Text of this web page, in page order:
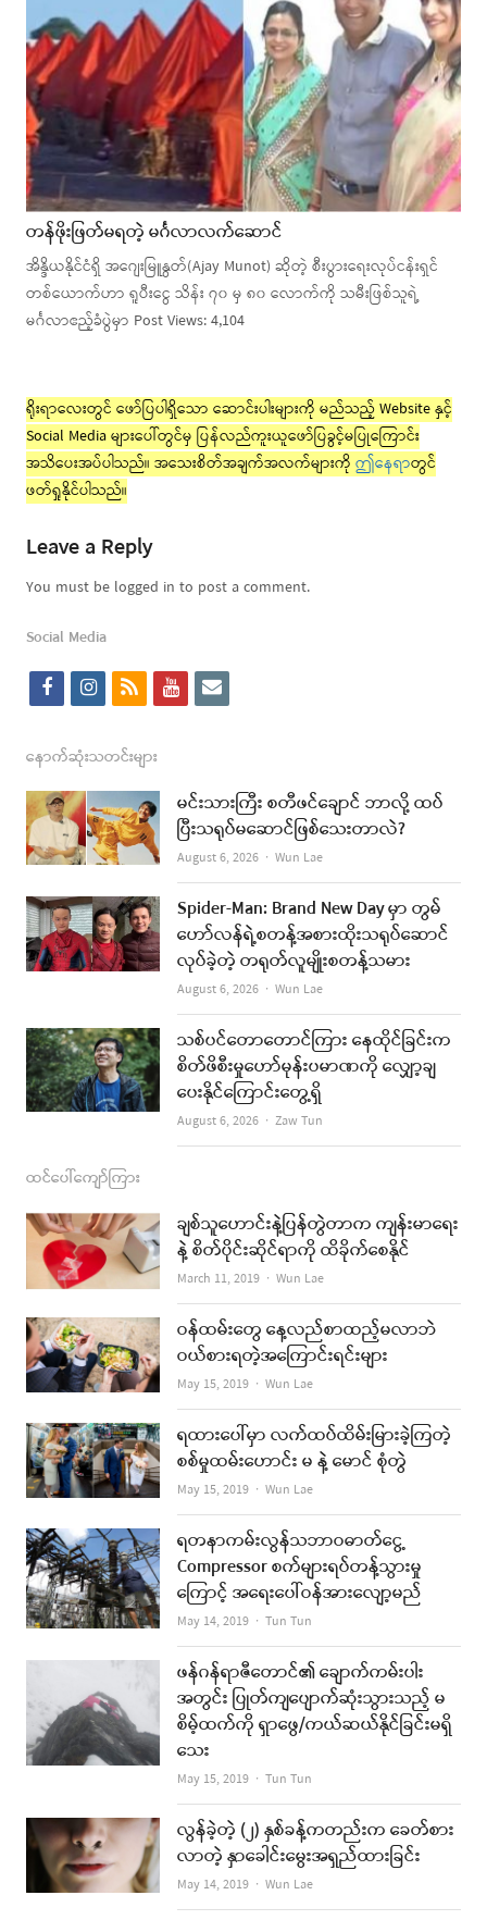
တန်ဖိုးဖြတ်မရတဲ့ မင်္ဂလာလက်ဆောင်
အိန္ဒိယနိုင်ငံရှိ အဂျေးမြူနွတ်(Ajay Munot) ဆိုတဲ့ စီးပွားရေးလုပ်ငန်းရှင်
တစ်ယောက်ဟာ ရူပီးငွေ သိန်း ၇၀ မှ ၈၀ လောက်ကို သမီးဖြစ်သူရဲ့
မင်္ဂလာဧည့်ခံပွဲမှာ Post Views: 4,104
ရိုးရာလေးတွင် ဖော်ပြပါရှိသော ဆောင်းပါးများကို မည်သည့် Website နှင့်
Social Media များပေါ်တွင်မှ ပြန်လည်ကူးယူဖော်ပြခွင့်မပြုကြောင်း
အသိပေးအပ်ပါသည်။ အသေးစိတ်အချက်အလက်များကို ဤနေရာတွင်
ဖတ်ရှုနိုင်ပါသည်။
Leave a Reply
You must be logged in to post a comment.
Social Media
f
c
e
b
o
o
k
i
s
t
a
g
r
a
m
r
s
y
t
u
b
e
e
i
l
နောက်ဆုံးသတင်းများ
မင်းသားကြီး စတီဖင်ချောင် ဘာလို့ ထပ်
ပြီးသရုပ်မဆောင်ဖြစ်သေးတာလဲ?
August 6, 2026 Author
Wun Lae
Spider-Man: Brand New Day မှာ တွမ်
ဟော်လန်ရဲ့စတန့်အစားထိုးသရုပ်ဆောင်
လုပ်ခဲ့တဲ့ တရုတ်လူမျိုးစတန့်သမား
August 6, 2026 Author
Wun Lae
သစ်ပင်တောတောင်ကြား နေထိုင်ခြင်းက
စိတ်ဖိစီးမှုဟော်မုန်းပမာဏကို လျှော့ချ
ပေးနိုင်ကြောင်းတွေ့ရှိ
August 6, 2026 Author
Zaw Tun
ထင်ပေါ်ကျော်ကြား
ချစ်သူဟောင်းနဲ့ပြန်တွဲတာက ကျန်းမာရေး
နဲ့ စိတ်ပိုင်းဆိုင်ရာကို ထိခိုက်စေနိုင်
March 11, 2019 Author
Wun Lae
ဝန်ထမ်းတွေ နေ့လည်စာထည့်မလာဘဲ
ဝယ်စားရတဲ့အကြောင်းရင်းများ
May 15, 2019 Author
Wun Lae
ရထားပေါ်မှာ လက်ထပ်ထိမ်းမြားခဲ့ကြတဲ့
စစ်မှုထမ်းဟောင်း မ နဲ့ မောင် စုံတွဲ
May 15, 2019 Author
Wun Lae
ရတနာကမ်းလွန်သဘာဝဓာတ်ငွေ့
Compressor စက်များရပ်တန့်သွားမှု
ကြောင့် အရေးပေါ်ဝန်အားလျော့မည်
May 14, 2019 Author
Tun Tun
ဖန်ဂန်ရာဇီတောင်၏ ချောက်ကမ်းပါး
အတွင်း ပြုတ်ကျပျောက်ဆုံးသွားသည့် မ
စိမ့်ထက်ကို ရှာဖွေ/ကယ်ဆယ်နိုင်ခြင်းမရှိ
သေး
May 15, 2019 Author
Tun Tun
လွန်ခဲ့တဲ့ (၂) နှစ်ခန့်ကတည်းက ခေတ်စား
လာတဲ့ နှာခေါင်းမွေးအရှည်ထားခြင်း
May 14, 2019 Author
Wun Lae